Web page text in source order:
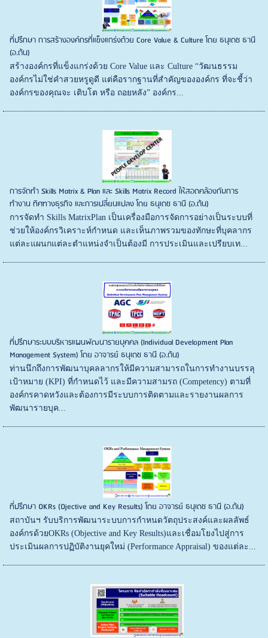
ที่ปรึกษา การสร้างองค์กรที่แข็งแกร่งด้วย Core Value & Culture โดย ธนุเดช ธานี
(อ.ต้น)
สร้างองค์กรที่แข็งแกร่งด้วย Core Value และ Culture “วัฒนธรรม
องค์กรไม่ใช่คำสวยหรูดูดี แต่คือรากฐานที่สำคัญขององค์กร ที่จะชี้ว่า
องค์กรของคุณจะ เติบโต หรือ ถอยหลัง” องค์กร...
การจัดทำ Skills Matrix & Plan และ Skills Matrix Record ให้สอดคล้องกับการ
ทำงาน ทิศทางธุรกิจ และการเปลี่ยนแปลง โดย ธนุเดช ธานี (อ.ต้น)
การจัดทำ Skills MatrixPlan เป็นเครื่องมือการจัดการอย่างเป็นระบบที่
ช่วยให้องค์กรวิเคราะห์กำหนด และเห็นภาพรวมของทักษะที่บุคลากร
แต่ละแผนกแต่ละตำแหน่งจำเป็นต้องมี การประเมินและเปรียบเท...
ที่ปรึกษาระบบบริหารแผนพัฒนารายบุคคล (Individual Development Plan
Management System) โดย อาจารย์ ธนุเดช ธานี (อ.ต้น)
ท่านนึกถึงการพัฒนาบุคลลากรให้มีความสามารถในการทำงานบรรลุ
เป้าหมาย (KPI) ที่กำหนดไว้ และมีความสามรถ (Competency) ตามที่
องค์กรคาดหวังและต้องการมีระบบการติดตามและรายงานผลการ
พัฒนารายบุค...
ที่ปรึกษา OKRs (Ojective and Key Results) โดย อาจารย์ ธนุเดช ธานี (อ.ต้น)
สถาบันฯ รับบริการพัฒนาระบบการกำหนดวัตถุประสงค์และผลลัพธ์
องค์กรด้วยOKRs (Objective and Key Results)และเชื่อมโยงไปสู่การ
ประเมินผลการปฏิบัติงานยุคใหม่ (Performance Appraisal) ของแต่ละ...